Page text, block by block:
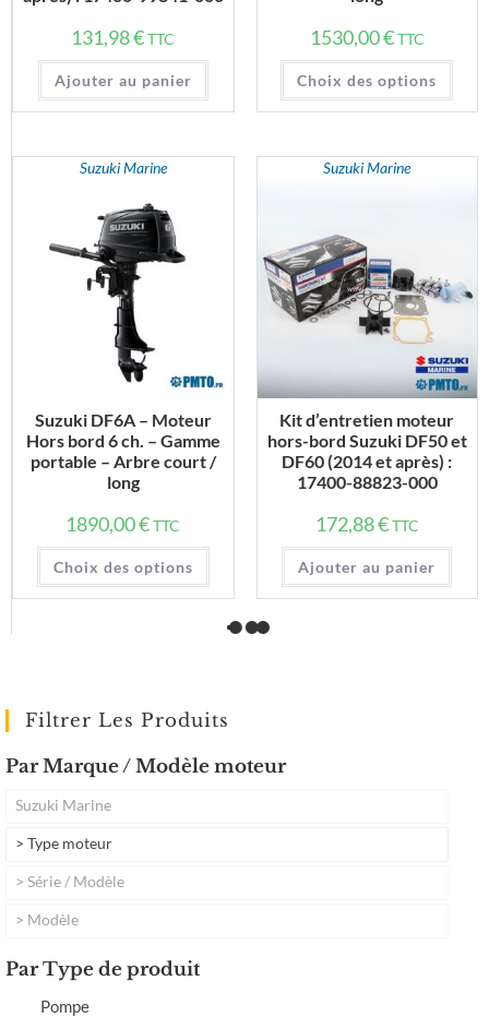
Filtrer Les Produits
Par Marque / Modèle moteur
Suzuki Marine
> Type moteur
> Série / Modèle
> Modèle
Par Type de produit
Pompe
131,98€TTC
Ajouter au panier
1530,00€TTC
Choix des options
Suzuki Marine
Suzuki DF6A – Moteur
Hors bord 6 ch. – Gamme
portable – Arbre court /
long
1890,00€TTC
Choix des options
Suzuki Marine
Kit d’entretien moteur
hors-bord Suzuki DF50 et
DF60 (2014 et après) :
17400-88823-000
172,88€TTC
Ajouter au panier